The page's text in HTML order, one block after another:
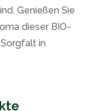
Genießen Sie
dieser BIO-
in